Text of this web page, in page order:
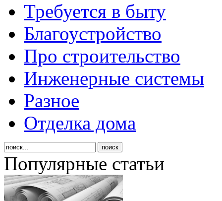
Требуется в быту
Благоустройство
Про строительство
Инженерные системы
Разное
Отделка дома
Популярные статьи